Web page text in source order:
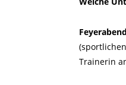
Trainerin